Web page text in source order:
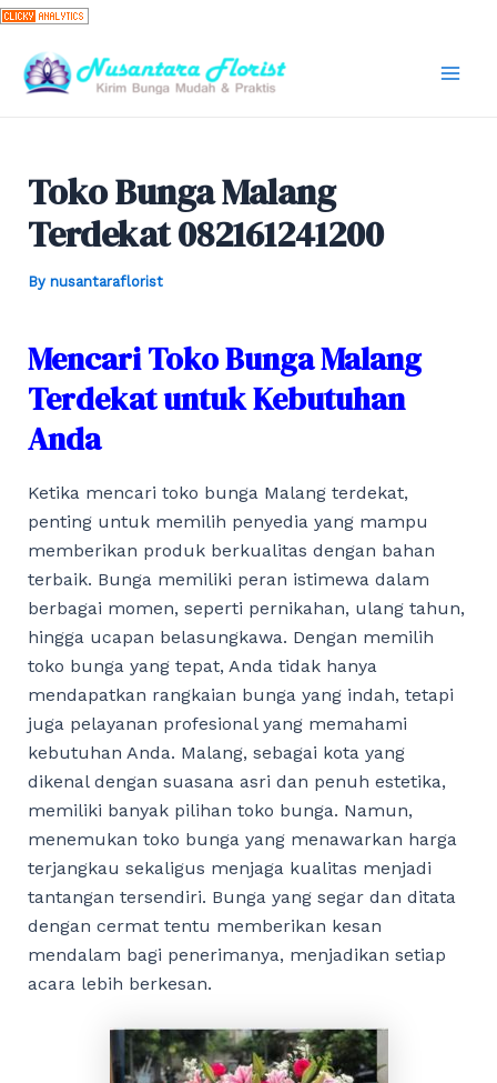
Skip
content
Toko Bunga Malang
Terdekat 082161241200
By nusantaraflorist
Mencari Toko Bunga Malang
Terdekat untuk Kebutuhan
Anda
Ketika mencari toko bunga Malang terdekat,
penting untuk memilih penyedia yang mampu
memberikan produk berkualitas dengan bahan
terbaik. Bunga memiliki peran istimewa dalam
berbagai momen, seperti pernikahan, ulang tahun,
hingga ucapan belasungkawa. Dengan memilih
toko bunga yang tepat, Anda tidak hanya
mendapatkan rangkaian bunga yang indah, tetapi
juga pelayanan profesional yang memahami
kebutuhan Anda. Malang, sebagai kota yang
dikenal dengan suasana asri dan penuh estetika,
memiliki banyak pilihan toko bunga. Namun,
menemukan toko bunga yang menawarkan harga
terjangkau sekaligus menjaga kualitas menjadi
tantangan tersendiri. Bunga yang segar dan ditata
dengan cermat tentu memberikan kesan
mendalam bagi penerimanya, menjadikan setiap
acara lebih berkesan.